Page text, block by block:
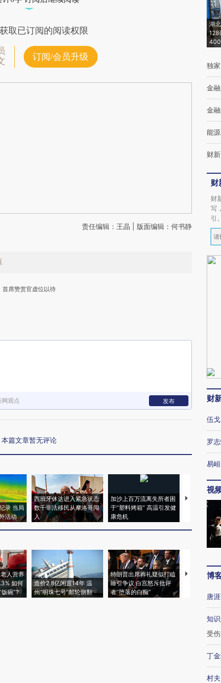
取已订阅的阅读权限
订阅/会员升级
责任编辑：王晶 | 版面编辑：何书静
首席赞赏官虚位以待
网观点 发布
本篇文章暂无评论
录 当局
活动
西班牙休达进入紧急状态
数千非法移民从摩洛哥闯
入
加沙上百万流离失所者困
于“塑料烤箱” 高温引发健
康危机
视线｜
术：是什么
心“花钱找虐
人营养
如何
碗”?
造价2.8亿闲置14年 温
州“明珠七号”邮轮侧翻
特朗普出席葬礼疑似打瞌
睡引争议 白宫怒斥批评
者“堕落的白痴”
视线｜全球
湖
128
独家
金融
金
能源
财
财
财
写
引
财
伍戈
罗
易峘
视
博
唐涯
知
受伤
丁
村